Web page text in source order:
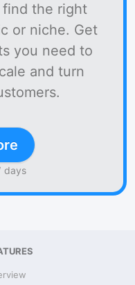
find the right
or niche. Get
you need to
and turn
days